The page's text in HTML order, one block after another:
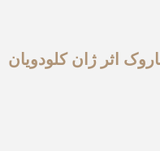
اثر ژان کلودویان